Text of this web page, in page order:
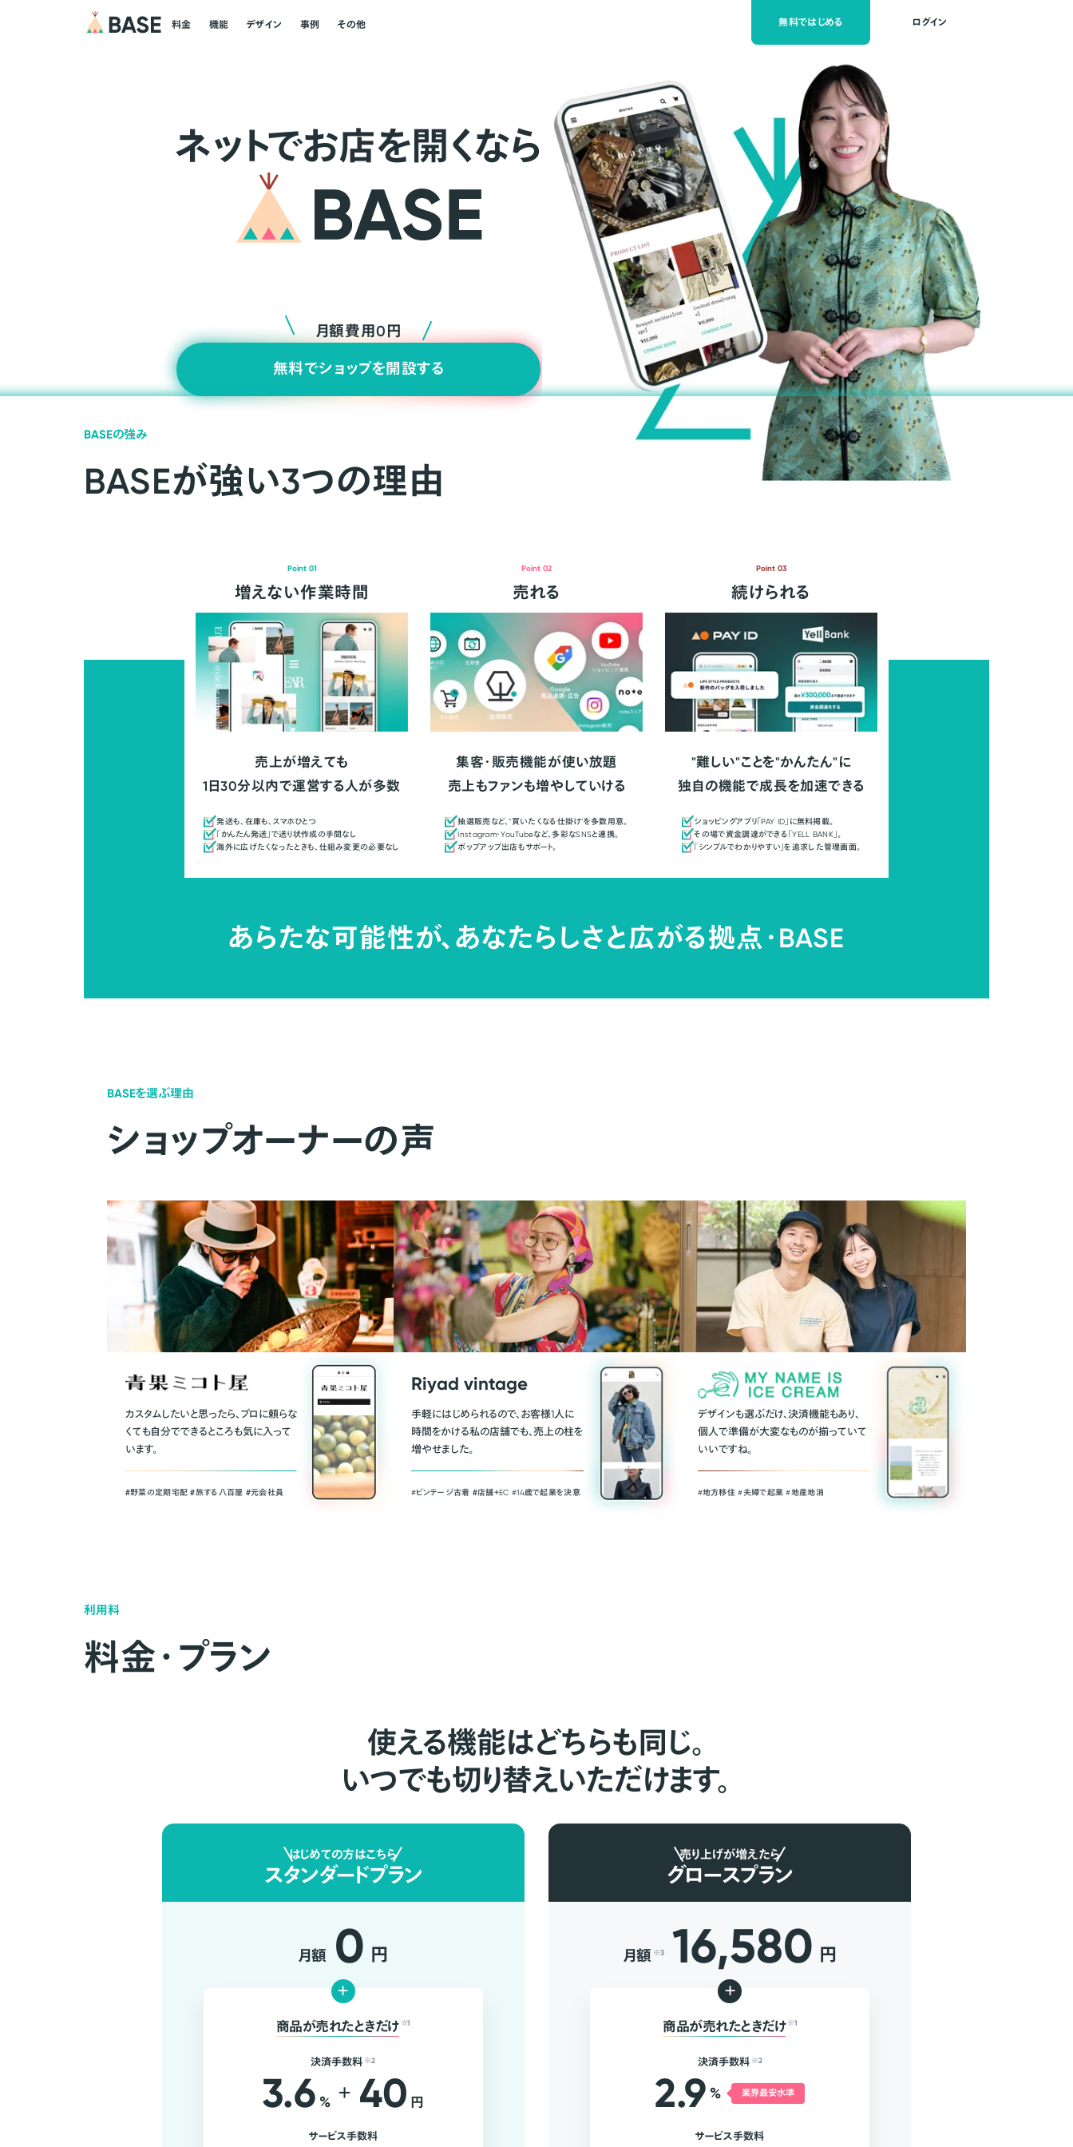
料金 機能 デザイン 事例 その他 無料ではじめる ログイン
ネッ トでお店を開くなら
月額費用0円
無料でショップを開設する
BASEの強み
BASEが強い3つの理由
Point 01
増えない作業時間
売上が増えても
1日30分以内で運営する人が多数
発送も、在庫も、スマホひとつ
「かんたん発送」で送り状作成の手間なし
海外に広げたくなったときも、仕組み変更の必要なし
Point 02
売れる
集客・販売機能が使い放題
売上もファンも増やしていける
抽選販売など、"買いたくなる仕掛け"を多数用意。
Instagram・YouTubeなど、多彩なSNSと連携。
ポップアップ出店もサポート。
Point 03
続けられる
"難しい"ことを"かんたん"に
独自の機能で成長を加速できる
ショッピングアプリ「PAY ID」に無料掲載。
その場で資金調達ができる「YELL BANK」。
「シンプルでわかりやすい」を追求した管理画面。
あらたな可能性が、あなたらしさと広がる拠点・BASE
BASEを選ぶ理由
ショップオーナーの声
カスタムしたいと思ったら、プロに頼らな
くても自分でできるところも気に入って
います。
＃野菜の定期宅配 ＃旅する八百屋 ＃元会社員
Riyad vintage
手軽にはじめられるので、お客様1人に
時間をかける私の店舗でも、売上の柱を
増やせました。
#ビンテージ古着 ＃店舗＋EC #14歳で起業を決意
デザインも選ぶだけ、決済機能もあり、
個人で準備が大変なものが揃っていて
いいですね。
#地方移住 #夫婦で起業 #地産地消
利用料
料金・プラン
使える機能はどちらも同じ。
いつでも切り替えいただけます。
はじめての方はこちら
スタンダードプラン
月額 0 円
+
商品が売れたときだけ ※1
決済手数料 ※2
3.6 % + 40 円
サービス手数料
売り上げが増えたら
グロースプラン
月額 ※3 16,580 円
+
商品が売れたときだけ ※1
決済手数料 ※2
2.9 % 業界最安水準
サービス手数料